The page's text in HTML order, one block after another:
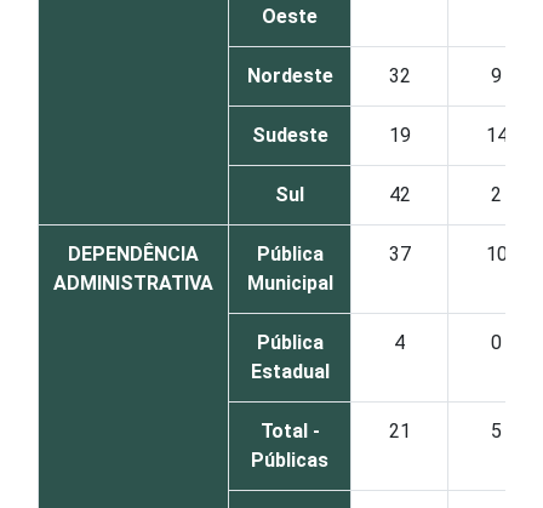
Oeste
Nordeste 32 9
Sudeste 19 14
Sul 42 2
DEPENDÊNCIA
ADMINISTRATIVA
Pública
Municipal
37 10
Pública
Estadual
4 0
Total -
Públicas
21 5